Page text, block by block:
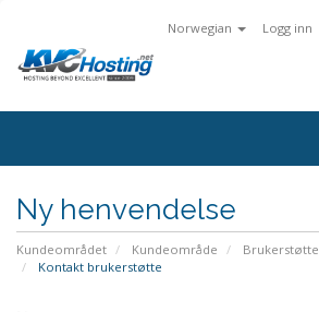
Norwegian Logg inn
Ny henvendelse
Kundeområdet Kundeområde
Brukerstøtte
Kontakt brukerstøtte